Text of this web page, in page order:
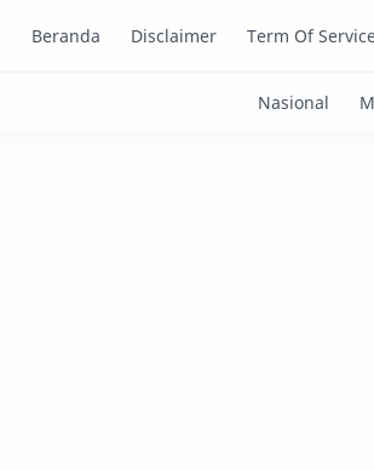
Beranda Disclaimer Term Of